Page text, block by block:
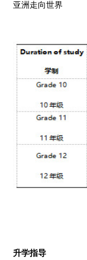
亚洲走向世界
升学指导